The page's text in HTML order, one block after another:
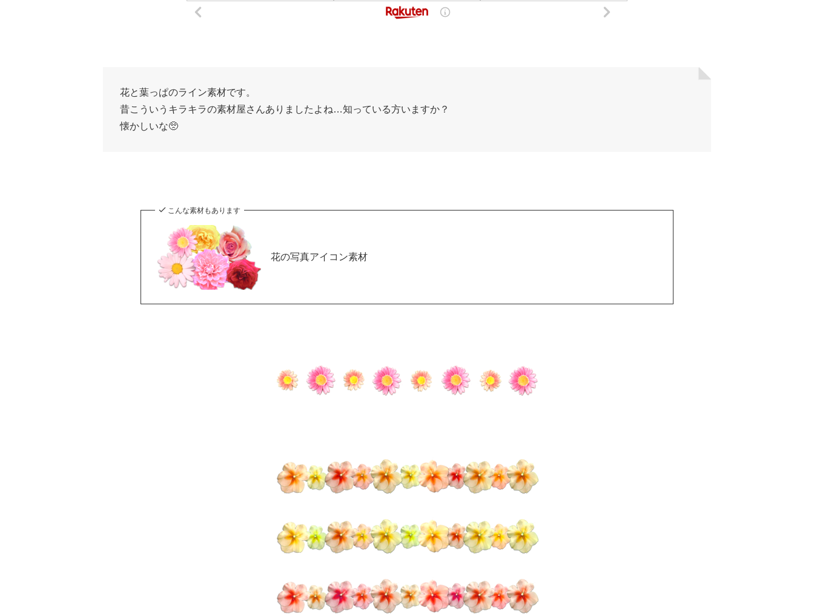
花と葉っぱのライン素材です。
昔こういうキラキラの素材屋さんありましたよね…知っている方いますか？
懐かしいな🥺
こんな素材もあります
花の写真アイコン素材